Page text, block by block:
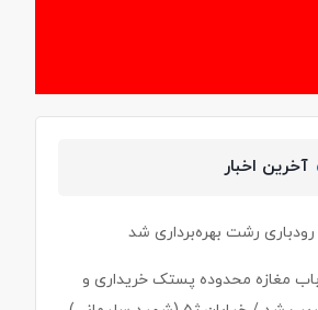
آخرین اخبار
رشت بهره‌برداری شد
۳ باب مغازه محدوده پستک خریداری و